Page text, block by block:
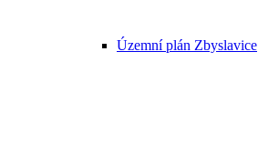
Územní plán Zbyslavice